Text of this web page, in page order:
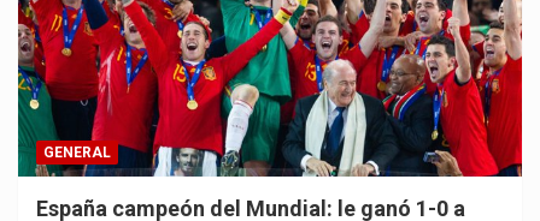
GENERAL
España campeón del Mundial: le ganó 1-0 a